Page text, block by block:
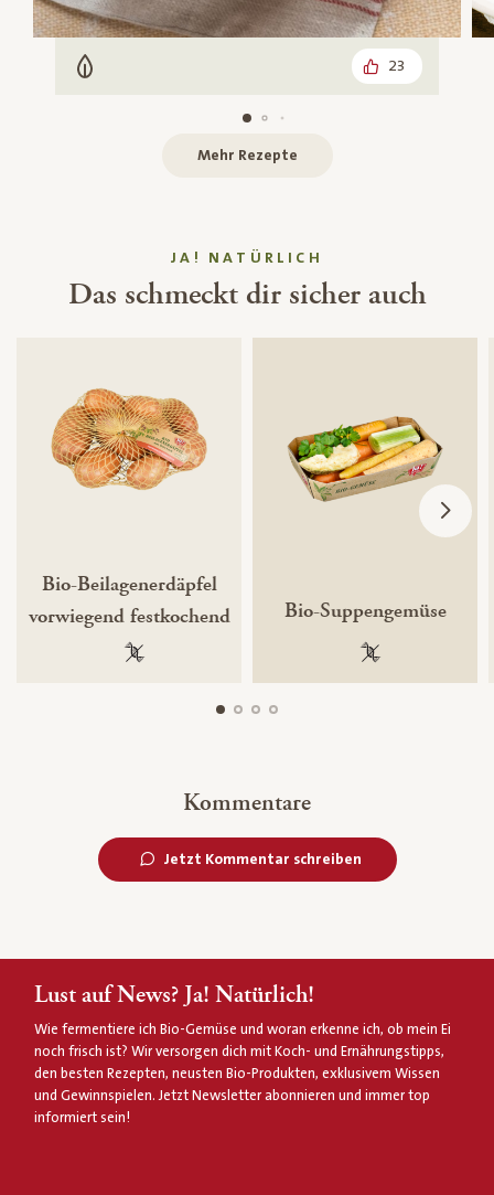
Vegetarisch 23
Mehr Rezepte
JA! NATÜRLICH
Das schmeckt dir sicher auch
Bio-Beilagenerdäpfel
vorwiegend festkochend
100 % gentechnikfrei
Bio-Suppengemüse
100 %
Kommentare
Jetzt Kommentar schreiben
Lust auf News? Ja! Natürlich!
Wie fermentiere ich Bio-Gemüse und woran erkenne ich, ob mein Ei
noch frisch ist? Wir versorgen dich mit Koch- und Ernährungstipps,
den besten Rezepten, neusten Bio-Produkten, exklusivem Wissen
und Gewinnspielen. Jetzt Newsletter abonnieren und immer top
informiert sein!